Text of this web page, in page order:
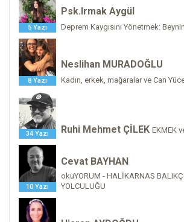
5 Yazı
Psk.Irmak Aygül
Deprem Kaygısını Yönetmek:
8 Yazı
Neslihan MURADOĞLU
Kadın, erkek, mağaralar ve Can
34 Yazı Ruhi Mehmet ÇİLEK EKMEK
10 Yazı
Cevat BAYHAN
okuYORUM - HALİKARNAS
YOLCULUĞU